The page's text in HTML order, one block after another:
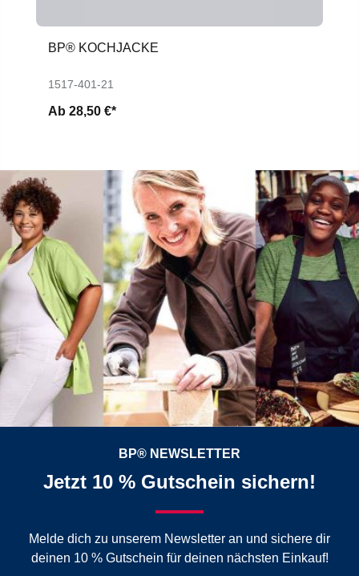
BP® KOCHJACKE
1517-401-21
Ab 28,50 €*
BP® NEWSLETTER
Jetzt 10 % Gutschein sichern!
Melde dich zu unserem Newsletter an und sichere dir
deinen 10 % Gutschein für deinen nächsten Einkauf!